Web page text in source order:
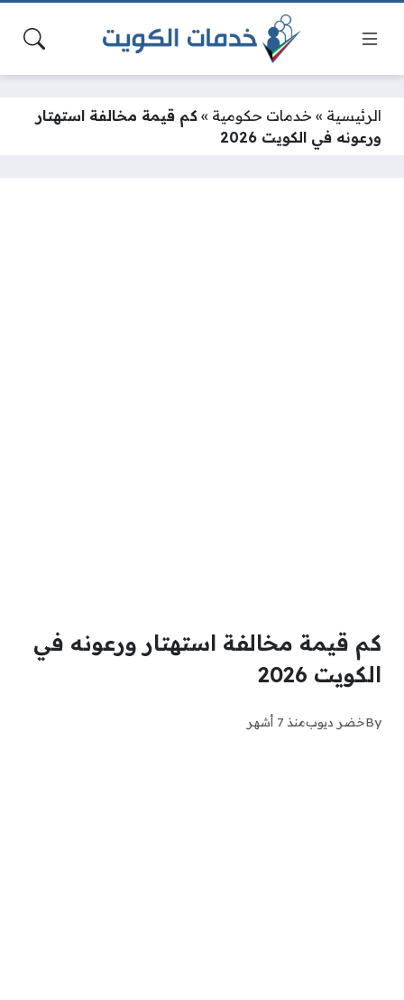
الرئيسية » خدمات حكومية » كم قيمة مخالفة استهتار
ورعونه في الكويت 2026
كم قيمة مخالفة استهتار ورعونه في
الكويت 2026
Byخضر ديوبمنذ 7 أشهر